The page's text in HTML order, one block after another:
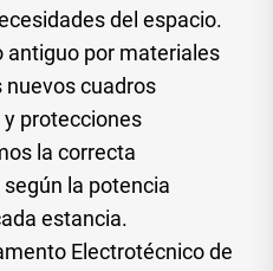
del espacio.
antiguo por materiales
cuadros
protecciones
la correcta
la potencia
estancia.
Electrotécnico de